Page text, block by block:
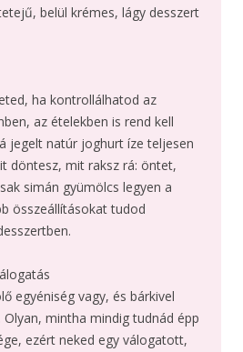
belül krémes, lágy desszert
ha kontrollálhatod az
az ételekben is rend kell
jegelt natúr joghurt íze teljesen
döntesz, mit raksz rá: öntet,
simán gyümölcs legyen a
összeállításokat tudod
egyéniség vagy, és bárkivel
mintha mindig tudnád épp
ezért neked egy válogatott,